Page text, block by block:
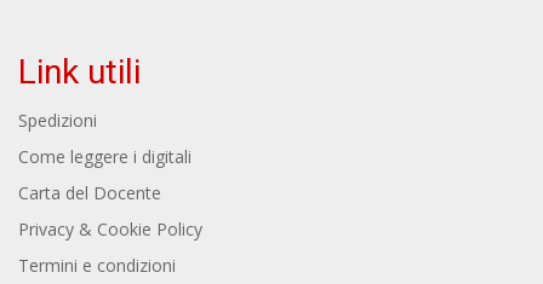
Link utili
Spedizioni
Come leggere i digitali
Carta del Docente
Privacy & Cookie Policy
Termini e condizioni